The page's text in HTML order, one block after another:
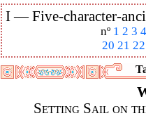
I —Five-character-
nº 1 2 3 4
20 21 22
Setting Sail on